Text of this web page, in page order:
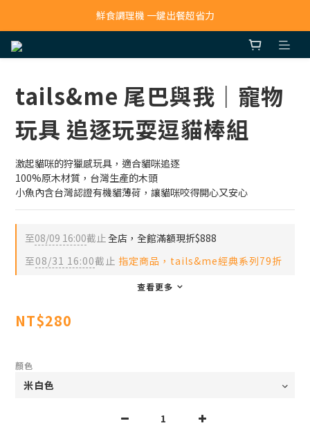
寵物吸毛機 吸毛清淨抗敏一次搞定
鮮食調理機 一鍵出餐超省力
tails&me 尾巴與我｜寵物
玩具 追逐玩耍逗貓棒組
激起貓咪的狩獵感玩具，適合貓咪追逐
100%原木材質，台灣生產的木頭
小魚內含台灣認證有機貓薄荷，讓貓咪咬得開心又安心
至08/09 16:00截止全店，全館滿額現折$888
至08/31 16:00截止 指定商品，tails&me經典系列79折
查看更多
NT$280
顏色